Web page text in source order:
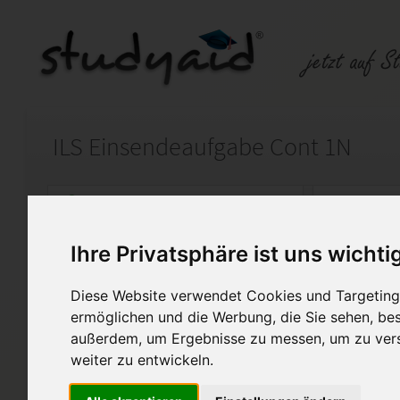
Ihre Privatsphäre ist uns
Diese Website verwendet Cookies und
ermöglichen und die Werbung, die Sie sehen,
außerdem, um Ergebnisse zu messen, um zu
weiter zu entwickeln.
ILS Einsendeaufgabe Cont 1N
Auf StudyAid.de verkaufen
Startseite Wirtschaft
Controlling
ich verkaufe hier eine
CONT 1N (Cont 1/N / 0710